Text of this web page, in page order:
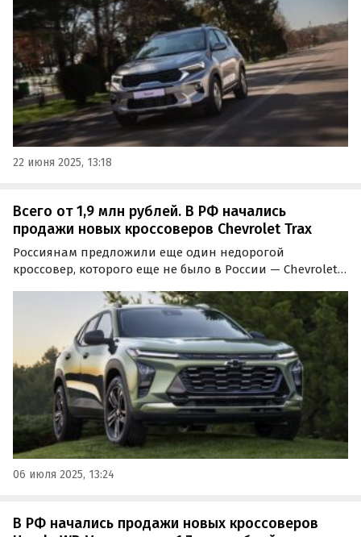
условии доставки автомобиля под заказ стартуют от 2
22 июня 2025, 13:18
Всего от 1,9 млн рублей. В РФ начались
продажи новых кроссоверов Chevrolet Trax
Россиянам предложили еще один недорогой
кроссовер, которого еще не было в России — Chevrolet
него на одном из сайтов объявлений начинаются от 1,9
млн рублей, сообщают «Автоновости дня».
06 июля 2025, 13:24
В РФ начались продажи новых кроссоверов